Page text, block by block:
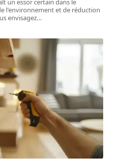
l'environnement et de réduction
envisagez…